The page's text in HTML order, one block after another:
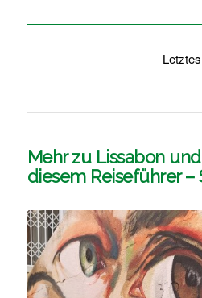
Mehr zu Lissabon
diesem Reiseführer –